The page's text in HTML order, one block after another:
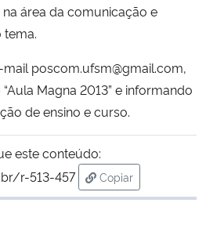
área da comunicação e
tema.
poscom.ufsm@gmail.com,
Magna 2013” e informando
de ensino e curso.
este conteúdo:
r-513-457
Copiar
para área de